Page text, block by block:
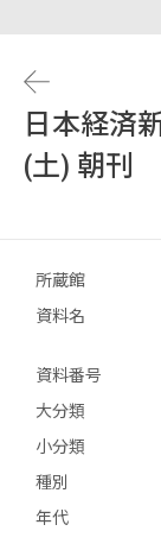
日本経済
(土) 朝刊
所蔵館
資料名
資料番号
大分類
小分類
種別
年代